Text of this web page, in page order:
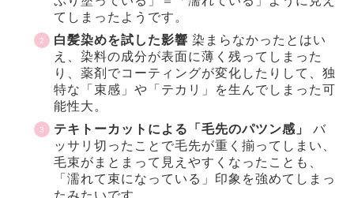
てしまったようです。
白髪染めを試した影響 染まらなかったとはい
え、染料の成分が表面に薄く残ってしまった
り、薬剤でコーティングが変化したりして、独
特な「束感」や「テカリ」を生んでしまった可
能性大。
テキトーカットによる「毛先のパツン感」
バ
ッサリ切ったことで毛先が重く揃ってしまい、
毛束がまとまって見えやすくなったことも、
「濡れて束になっている」印象を強めてしまっ